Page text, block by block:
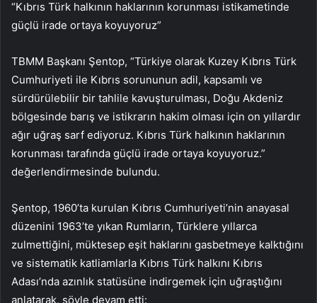
“Kıbrıs Türk halkının haklarının korunması istikametinde
güçlü irade ortaya koyuyoruz”
TBMM Başkanı Şentop, “Türkiye olarak Kuzey Kıbrıs Türk
Cumhuriyeti ile Kıbrıs sorununun adil, kapsamlı ve
sürdürülebilir bir tahlile kavuşturulması, Doğu Akdeniz
bölgesinde barış ve istikrarın hakim olması için on yıllardır
ağır uğraş sarf ediyoruz. Kıbrıs Türk halkının haklarının
korunması tarafında güçlü irade ortaya koyuyoruz.”
değerlendirmesinde bulundu.
Şentop, 1960’ta kurulan Kıbrıs Cumhuriyeti’nin anayasal
düzenini 1963’te yıkan Rumların, Türklere yıllarca
zulmettiğini, müktesep eşit haklarını gasbetmeye kalktığını
ve sistematik katliamlarla Kıbrıs Türk halkını Kıbrıs
Adası’nda azınlık statüsüne indirgemek için uğraştığını
anlatarak, şöyle devam etti: